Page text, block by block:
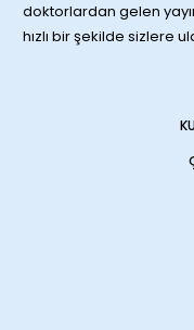
doktorlardan gelen
hızlı bir şekilde sizlere